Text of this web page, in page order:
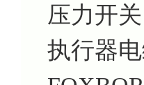
压力开
执行器电